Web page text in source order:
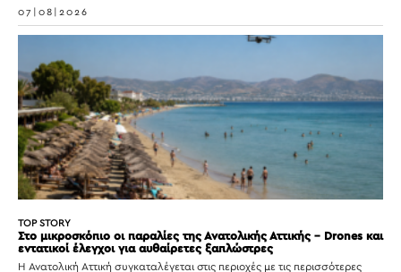
07|08|2026
TOP STORY
Στο μικροσκόπιο οι παραλίες της Ανατολικής Αττικής – Drones και
εντατικοί έλεγχοι για αυθαίρετες ξαπλώστρες
Η Ανατολική Αττική συγκαταλέγεται στις περιοχές με τις περισσότερες